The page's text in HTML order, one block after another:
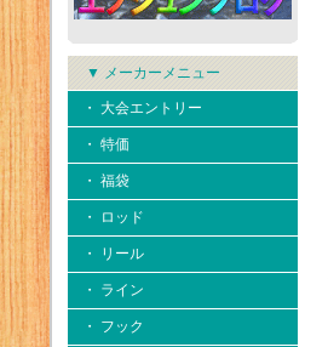
▼ メーカーメニュー
・ 大会エントリー
・ 特価
・ 福袋
・ ロッド
・ リール
・ ライン
・ フック